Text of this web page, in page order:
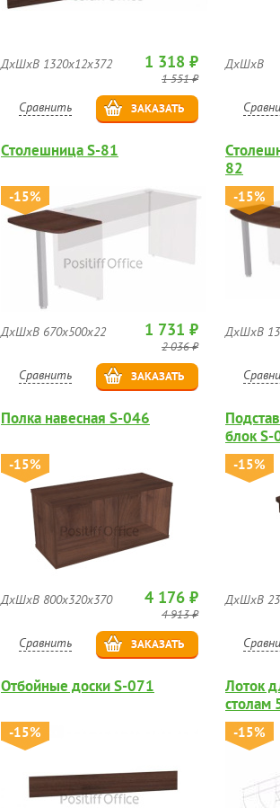
ДхШхВ 1320х12х372 1 318 ₽
1 551 ₽
Сравнить ЗАКАЗАТЬ
ДхШхВ
Столешница S-81
-15%
ДхШхВ 670х500х22 1 731 ₽
2 036 ₽
Сравнить ЗАКАЗАТЬ
82
-15%
ДхШхВ
Полка навесная S-046
-15%
ДхШхВ 800х320х370 4 176 ₽
4 913 ₽
Сравнить ЗАКАЗАТЬ
блок S-
-15%
ДхШхВ
Отбойные доски S-071
-15%
Лоток
столам
-15%